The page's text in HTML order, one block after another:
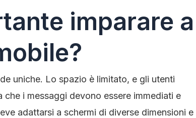
imparare a
uniche. Lo spazio è limitato, e gli utenti
i messaggi devono essere immediati e
adattarsi a schermi di diverse dimensioni e